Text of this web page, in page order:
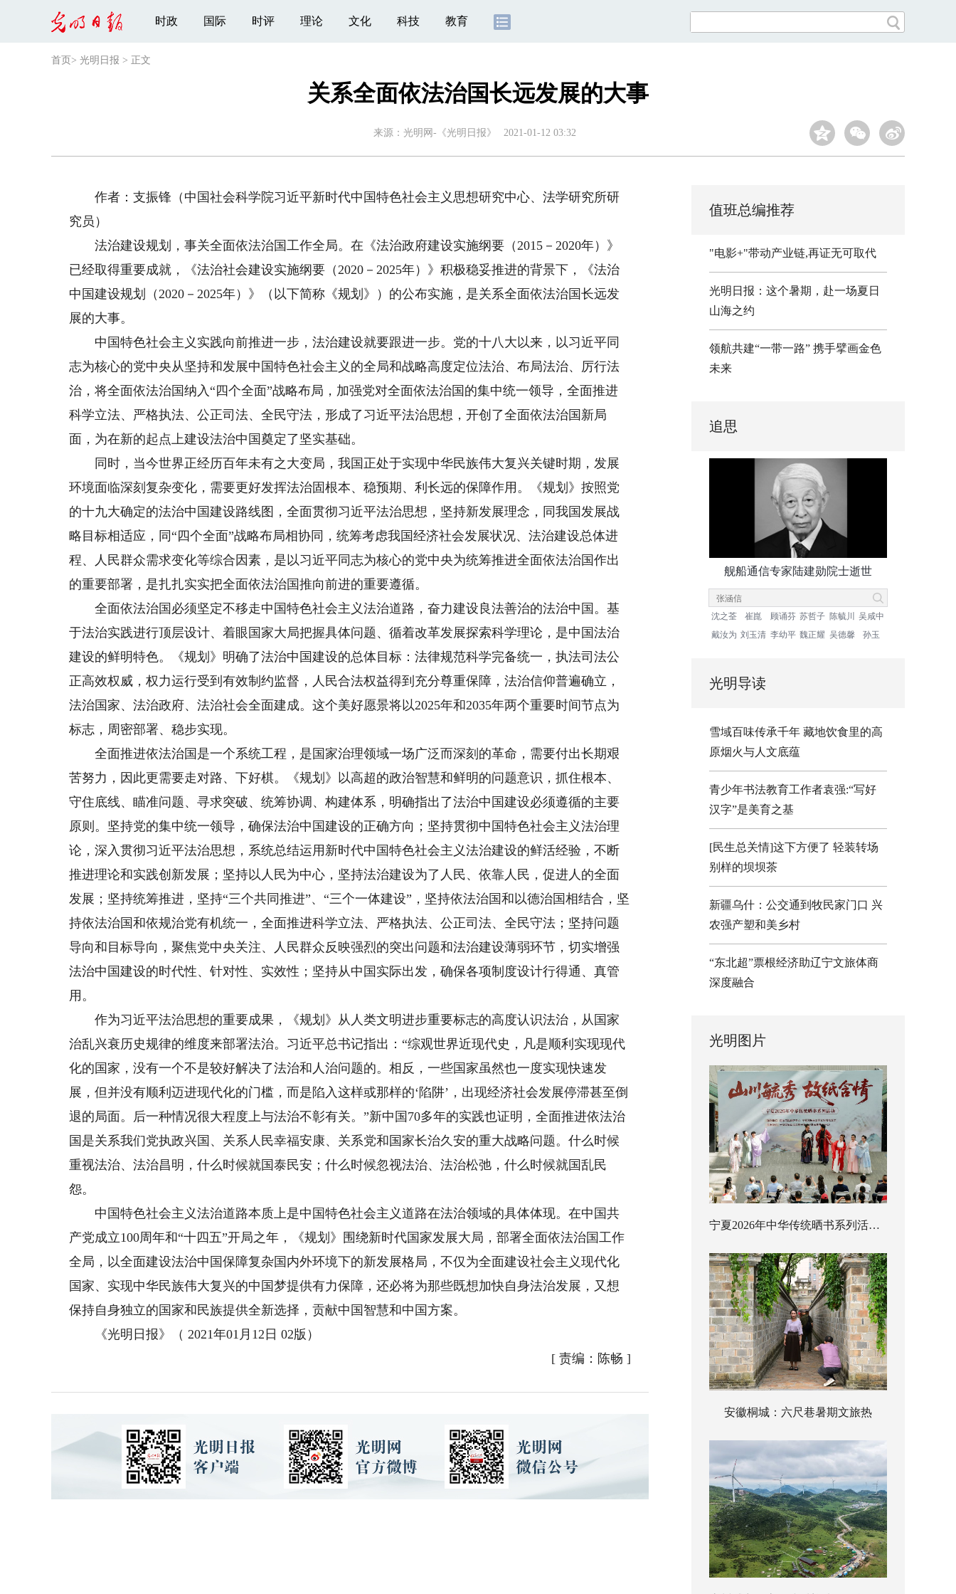
时政 国际 时评 理论 文化 科技 教育
首页 > 光明日报 > 正文
关系全面依法治国长远发展的大事
来源： 光明网-《光明日报》 2021-01-12 03:32
作者：支振锋（中国社会科学院习近平新时代中国特色社会主义思想研究中心、法学研究所研
究员）
法治建设规划，事关全面依法治国工作全局。在《法治政府建设实施纲要（2015－2020年）》
已经取得重要成就，《法治社会建设实施纲要（2020－2025年）》积极稳妥推进的背景下，《法治
中国建设规划（2020－2025年）》（以下简称《规划》）的公布实施，是关系全面依法治国长远发
展的大事。
中国特色社会主义实践向前推进一步，法治建设就要跟进一步。党的十八大以来，以习近平同
志为核心的党中央从坚持和发展中国特色社会主义的全局和战略高度定位法治、布局法治、厉行法
治，将全面依法治国纳入“四个全面”战略布局，加强党对全面依法治国的集中统一领导，全面推进
科学立法、严格执法、公正司法、全民守法，形成了习近平法治思想，开创了全面依法治国新局
面，为在新的起点上建设法治中国奠定了坚实基础。
同时，当今世界正经历百年未有之大变局，我国正处于实现中华民族伟大复兴关键时期，发展
环境面临深刻复杂变化，需要更好发挥法治固根本、稳预期、利长远的保障作用。《规划》按照党
的十九大确定的法治中国建设路线图，全面贯彻习近平法治思想，坚持新发展理念，同我国发展战
略目标相适应，同“四个全面”战略布局相协同，统筹考虑我国经济社会发展状况、法治建设总体进
程、人民群众需求变化等综合因素，是以习近平同志为核心的党中央为统筹推进全面依法治国作出
的重要部署，是扎扎实实把全面依法治国推向前进的重要遵循。
全面依法治国必须坚定不移走中国特色社会主义法治道路，奋力建设良法善治的法治中国。基
于法治实践进行顶层设计、着眼国家大局把握具体问题、循着改革发展探索科学理论，是中国法治
建设的鲜明特色。《规划》明确了法治中国建设的总体目标：法律规范科学完备统一，执法司法公
正高效权威，权力运行受到有效制约监督，人民合法权益得到充分尊重保障，法治信仰普遍确立，
法治国家、法治政府、法治社会全面建成。这个美好愿景将以2025年和2035年两个重要时间节点为
标志，周密部署、稳步实现。
全面推进依法治国是一个系统工程，是国家治理领域一场广泛而深刻的革命，需要付出长期艰
苦努力，因此更需要走对路、下好棋。《规划》以高超的政治智慧和鲜明的问题意识，抓住根本、
守住底线、瞄准问题、寻求突破、统筹协调、构建体系，明确指出了法治中国建设必须遵循的主要
原则。坚持党的集中统一领导，确保法治中国建设的正确方向；坚持贯彻中国特色社会主义法治理
论，深入贯彻习近平法治思想，系统总结运用新时代中国特色社会主义法治建设的鲜活经验，不断
推进理论和实践创新发展；坚持以人民为中心，坚持法治建设为了人民、依靠人民，促进人的全面
发展；坚持统筹推进，坚持“三个共同推进”、“三个一体建设”，坚持依法治国和以德治国相结合，坚
持依法治国和依规治党有机统一，全面推进科学立法、严格执法、公正司法、全民守法；坚持问题
导向和目标导向，聚焦党中央关注、人民群众反映强烈的突出问题和法治建设薄弱环节，切实增强
法治中国建设的时代性、针对性、实效性；坚持从中国实际出发，确保各项制度设计行得通、真管
用。
作为习近平法治思想的重要成果，《规划》从人类文明进步重要标志的高度认识法治，从国家
治乱兴衰历史规律的维度来部署法治。习近平总书记指出：“综观世界近现代史，凡是顺利实现现代
化的国家，没有一个不是较好解决了法治和人治问题的。相反，一些国家虽然也一度实现快速发
展，但并没有顺利迈进现代化的门槛，而是陷入这样或那样的‘陷阱’，出现经济社会发展停滞甚至倒
退的局面。后一种情况很大程度上与法治不彰有关。”新中国70多年的实践也证明，全面推进依法治
国是关系我们党执政兴国、关系人民幸福安康、关系党和国家长治久安的重大战略问题。什么时候
重视法治、法治昌明，什么时候就国泰民安；什么时候忽视法治、法治松弛，什么时候就国乱民
怨。
中国特色社会主义法治道路本质上是中国特色社会主义道路在法治领域的具体体现。在中国共
产党成立100周年和“十四五”开局之年，《规划》围绕新时代国家发展大局，部署全面依法治国工作
全局，以全面建设法治中国保障复杂国内外环境下的新发展格局，不仅为全面建设社会主义现代化
国家、实现中华民族伟大复兴的中国梦提供有力保障，还必将为那些既想加快自身法治发展，又想
保持自身独立的国家和民族提供全新选择，贡献中国智慧和中国方案。
《光明日报》（ 2021年01月12日 02版）
[ 责编：陈畅 ]
值班总编推荐
"电影+"带动产业链,再证无可取代
光明日报：这个暑期，赴一场夏日
山海之约
领航共建“一带一路” 携手擘画金色
未来
追思
舰船通信专家陆建勋院士逝世
沈之荃 崔崑 顾诵芬 苏哲子 陈毓川
吴咸中
戴汝为 刘玉清 李幼平 魏正耀 吴德馨 孙玉
光明导读
雪域百味传承千年 藏地饮食里的高
原烟火与人文底蕴
青少年书法教育工作者袁强:“写好
汉字”是美育之基
[民生总关情]这下方便了 轻装转场
别样的坝坝茶
新疆乌什：公交通到牧民家门口 兴
农强产塑和美乡村
“东北超”票根经济助辽宁文旅体商
深度融合
光明图片
宁夏2026年中华传统晒书系列活动启幕
安徽桐城：六尺巷暑期文旅热